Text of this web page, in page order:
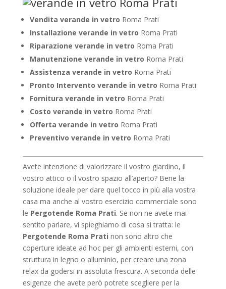
Vendita verande in vetro Roma Prati
Installazione verande in vetro Roma Prati
Riparazione verande in vetro Roma Prati
Manutenzione verande in vetro Roma Prati
Assistenza verande in vetro Roma Prati
Pronto Intervento verande in vetro Roma Prati
Fornitura verande in vetro Roma Prati
Costo verande in vetro Roma Prati
Offerta verande in vetro Roma Prati
Preventivo verande in vetro Roma Prati
Avete intenzione di valorizzare il vostro giardino, il
vostro attico o il vostro spazio all’aperto? Bene la
soluzione ideale per dare quel tocco in più alla vostra
casa ma anche al vostro esercizio commerciale sono
le Pergotende Roma Prati. Se non ne avete mai
sentito parlare, vi spieghiamo di cosa si tratta: le
Pergotende Roma Prati non sono altro che
coperture ideate ad hoc per gli ambienti esterni, con
struttura in legno o alluminio, per creare una zona
relax da godersi in assoluta frescura. A seconda delle
esigenze che avete però potrete scegliere per la